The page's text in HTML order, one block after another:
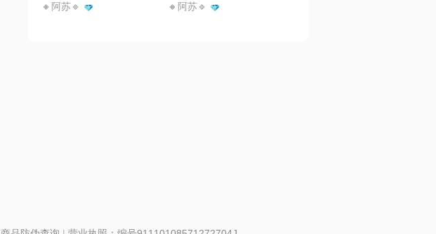
🔸阿苏🔹 🔸阿苏🔹